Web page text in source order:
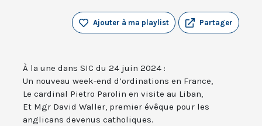
Partager
Ajouter à ma playlist
À la une dans SIC du 24 juin 2024 :
Un nouveau week-end d’ordinations en France,
Le cardinal Pietro Parolin en visite au Liban,
Et Mgr David Waller, premier évêque pour les
anglicans devenus catholiques.